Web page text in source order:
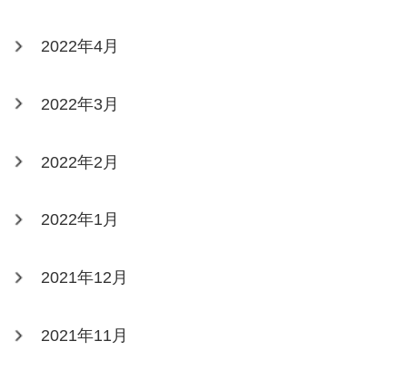
2022年4月
2022年3月
2022年2月
2022年1月
2021年12月
2021年11月